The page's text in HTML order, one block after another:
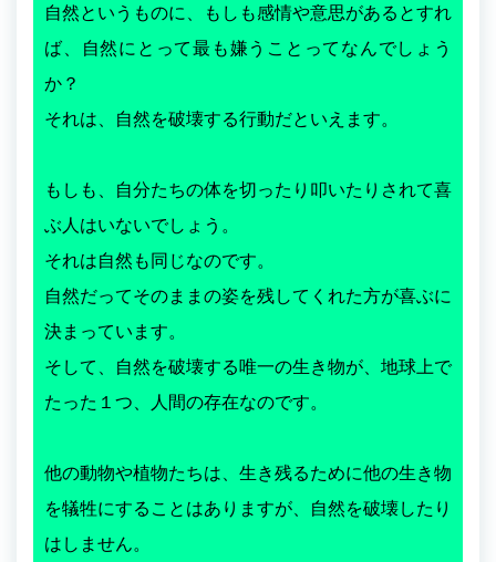
自然というものに、もしも感情や意思があるとすれ
ば、自然にとって最も嫌うことってなんでしょう
か？
それは、自然を破壊する行動だといえます。
もしも、自分たちの体を切ったり叩いたりされて喜
ぶ人はいないでしょう。
それは自然も同じなのです。
自然だってそのままの姿を残してくれた方が喜ぶに
決まっています。
そして、自然を破壊する唯一の生き物が、地球上で
たった１つ、人間の存在なのです。
他の動物や植物たちは、生き残るために他の生き物
を犠牲にすることはありますが、自然を破壊したり
はしません。